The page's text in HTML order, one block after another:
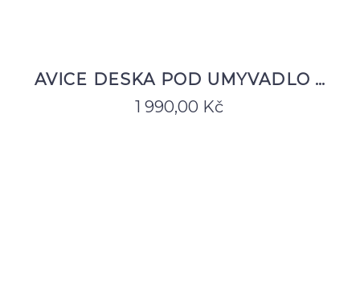
AVICE DESKA POD UMYVADLO …
1 990,00 Kč